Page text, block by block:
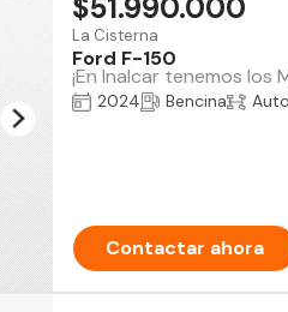
La Cisterna
Ford F-150
¡En Inalcar tenemos los
$51.990.000
2024 Bencina
Contactar ahora